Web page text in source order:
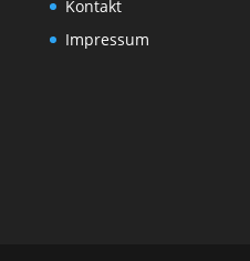
Kontakt
Impressum